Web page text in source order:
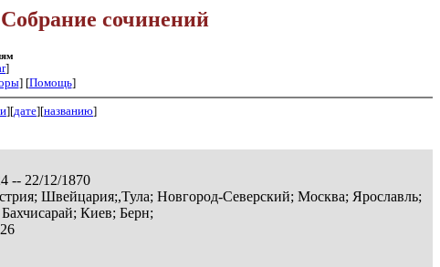
Собрание сочинений
]
] [Помощь]
][дате][названию]
-- 22/12/1870
Швейцария;,Тула; Новгород-Северский; Москва; Ярославль;
Киев; Берн;